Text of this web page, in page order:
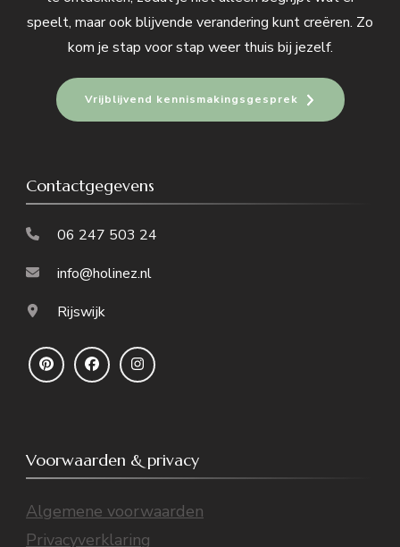
speelt, maar ook blijvende verandering kunt creëren. Zo
kom je stap voor stap weer thuis bij jezelf.
Vrijblijvend kennismakingsgesprek
Contactgegevens
06 247 503 24
info@holinez.nl
Rijswijk
Voorwaarden & privacy
Algemene voorwaarden
Privacyverklaring